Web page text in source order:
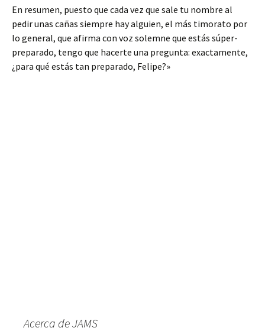
En resumen, puesto que cada vez que sale tu nombre al
pedir unas cañas siempre hay alguien, el más timorato por
lo general, que afirma con voz solemne que estás súper-
preparado, tengo que hacerte una pregunta: exactamente,
¿para qué estás tan preparado, Felipe?»
Acerca de JAMS